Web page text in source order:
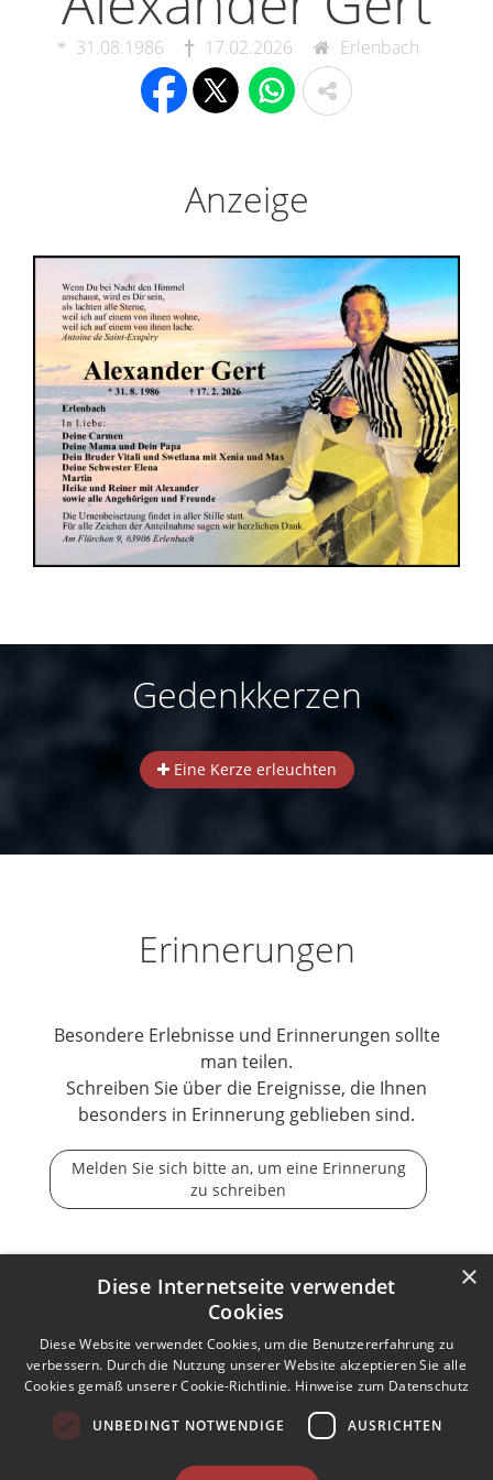
31.08.1986 17.02.2026 Erlenbach
Anzeige
Gedenkkerzen
Eine Kerze erleuchten
Erinnerungen
Besondere Erlebnisse und Erinnerungen sollte
man teilen.
Schreiben Sie über die Ereignisse, die Ihnen
besonders in Erinnerung geblieben sind.
Melden Sie sich bitte an, um eine Erinnerung
zu schreiben
Der Tod ist nicht das Ende, nicht die Vergänglichkeit,
Kontakt zum Autor aufnehmen Missbrauch melden
Nutzungsbedingungen Datenschutz
×
Diese Internetseite verwendet
Cookies
Diese Website verwendet Cookies, um die Benutzererfahrung zu
verbessern. Durch die Nutzung unserer Website akzeptieren Sie alle
Cookies gemäß unserer Cookie-Richtlinie. Hinweise zum Datenschutz
UNBEDINGT NOTWENDIGE AUSRICHTEN